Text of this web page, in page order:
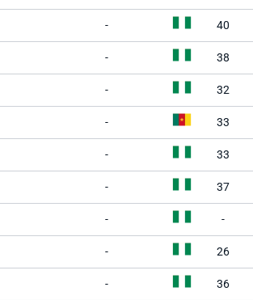
- 40
- 38
- 32
- 33
- 33
- 37
- -
- 26
- 36